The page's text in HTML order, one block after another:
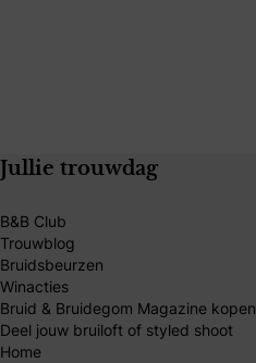
Jullie trouwdag
B&B Club
Trouwblog
Bruidsbeurzen
Winacties
Bruid & Bruidegom Magazine kopen
Deel jouw bruiloft of styled shoot
Home